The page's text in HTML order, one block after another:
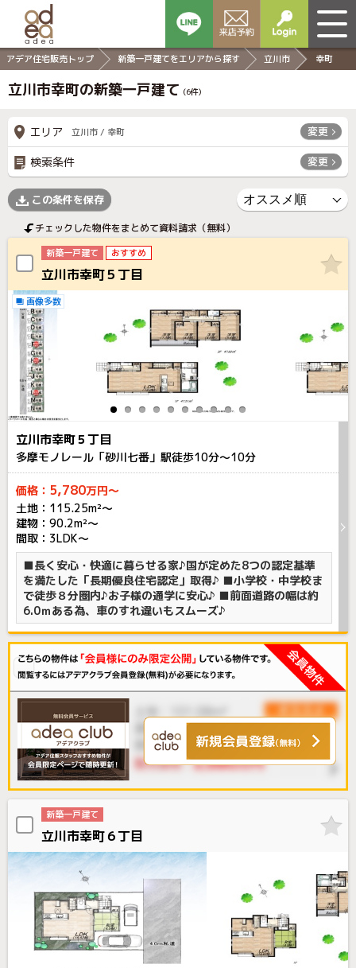
アデア住宅販売トップ 新築一戸建てをエリアから探す 立川市 幸町
立川市幸町の新築一戸建て (6件)
エリア 立川市 / 幸町 変更
検索条件 変更
この条件を保存
チェックした物件をまとめて資料請求（無料）
新築一戸建て おすすめ
立川市幸町５丁目
画像多数
立川市幸町５丁目
多摩モノレール「砂川七番」駅徒歩10分～10分
価格： 5,780万円～
土地：115.25m²〜
建物：90.2m²〜
間取：3LDK～
■長く安心・快適に暮らせる家♪国が定めた8つの認定基準
を満たした「長期優良住宅認定」取得♪ ■小学校・中学校ま
で徒歩８分圏内♪お子様の通学に安心♪ ■前面道路の幅は約
6.0ｍある為、車のすれ違いもスムーズ♪
新築一戸建て
立川市幸町６丁目